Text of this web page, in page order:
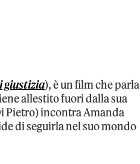
giustizia), è un film che parla
allestito fuori dalla sua
Pietro) incontra Amanda
di seguirla nel suo mondo